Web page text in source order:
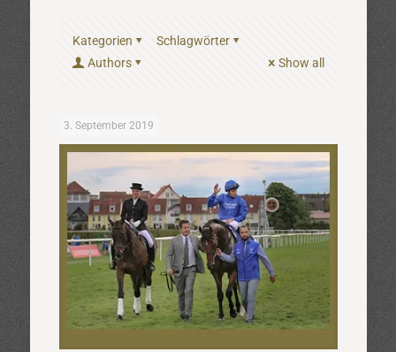
Kategorien
Schlagwörter
Authors
Show all
3. September 2019